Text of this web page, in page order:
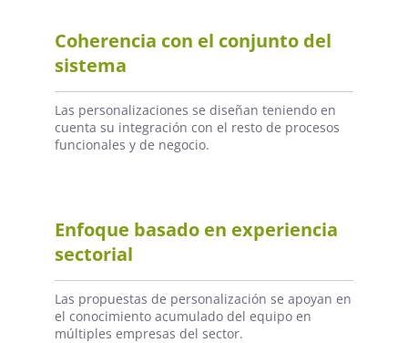
Coherencia con el conjunto del
sistema
Las personalizaciones se diseñan teniendo en
cuenta su integración con el resto de procesos
funcionales y de negocio.
Enfoque basado en experiencia
sectorial
Las propuestas de personalización se apoyan en
el conocimiento acumulado del equipo en
múltiples empresas del sector.